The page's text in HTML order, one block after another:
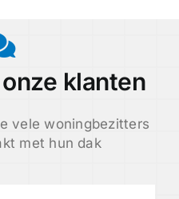
klanten
vele woningbezitters
met hun dak